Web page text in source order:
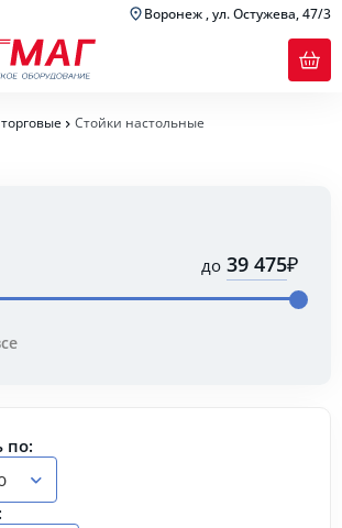
Воронеж , ул. Остужева, 47/3
Стойки настольные
до ₽
по: